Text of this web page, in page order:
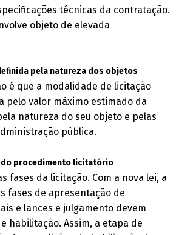
técnicas da contratação.
objeto de elevada
pela natureza dos objetos
é que a modalidade de licitação
pelo valor máximo estimado da
natureza do seu objeto e pelas
pública.
do procedimento licitatório
fases da licitação. Com a nova lei, a
fases de apresentação de
e lances e julgamento devem
habilitação. Assim, a etapa de